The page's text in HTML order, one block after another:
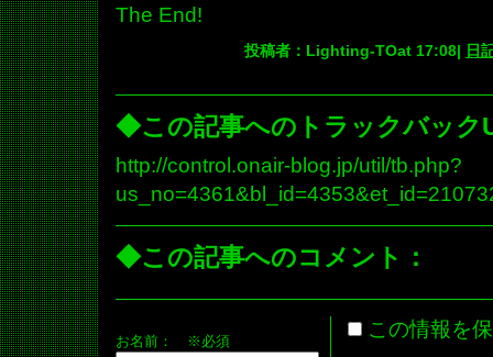
The End!
投稿者：Lighting-TOat 17:08| 日
◆この記事へのトラックバック
http://control.onair-blog.jp/util/tb.php?
◆この記事へのコメント：
お名前： ※必須
この情報を